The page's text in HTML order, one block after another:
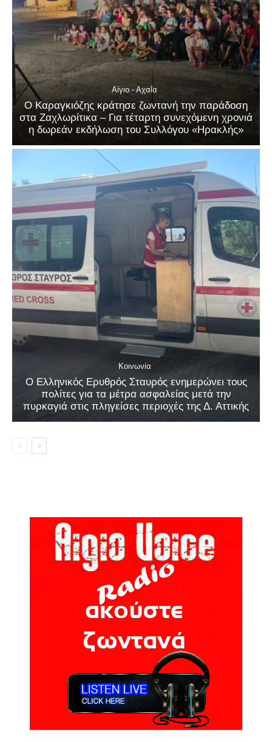
Αίγιο - Αχαΐα
Ο Καραγκιόζης κράτησε ζωντανή την παράδοση
στα Ζαχλωρίτικα – Για τέταρτη συνεχόμενη χρονιά
η δωρεάν εκδήλωση του Συλλόγου «Ηρακλής»
Κοινωνία
Ο Ελληνικός Ερυθρός Σταυρός ενημερώνει τους
πολίτες για τα μέτρα ασφαλείας μετά την
πυρκαγιά στις πληγείσες περιοχές της Δ. Αττικής